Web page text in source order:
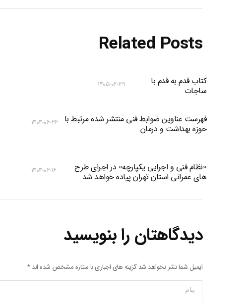
Related Posts
کتاب قدم به قدم با
ساجات
۱۴۰۵-۰۲-۲۹
فهرست عناوین ضوابط فنی منتشر شده مرتبط با
حوزه بهداشت و درمان
۱۴۰۴-۰۶-۲۲
«نظام فنی و اجرایی یکپارچه» در اجرای طرح
های عمرانی استان تهران پیاده خواهد شد
۱۴۰۴-۰۲-۱۶
دیدگاهتان را بنویسید
ایمیل شما نشر نخواهد شد گزینه های اجباری با ستاره مشخص شده اند*
پیام